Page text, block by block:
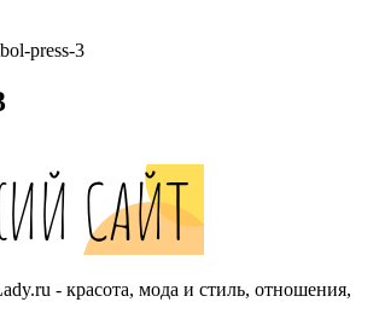
press-3
- красота, мода и стиль, отношения,